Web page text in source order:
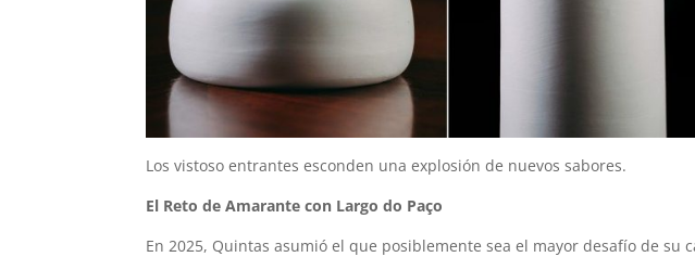
Los vistoso entrantes esconden una explosión de nuevos sabores.
El Reto deAmarante con Largo do Paço
En 2025, Quintas asumió el que posiblemente sea el mayor desafío de